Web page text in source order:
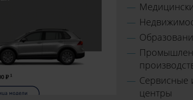
Сервисные
центры